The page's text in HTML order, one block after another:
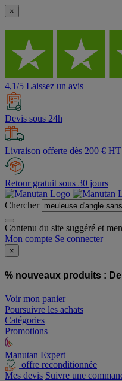
×
4,1/5 Laissez un avis
Devis sous 24h
Livraison offerte dès 200 € HT
Retour gratuit sous 30 jours
Chercher
Contenu du site suggéré et
Mon compte Se connecter
×
% nouveaux produits :
Voir mon panier
Poursuivre les achats
Catégories
Promotions
Manutan Expert
offre reconditionnée
Mes devis Suivre une